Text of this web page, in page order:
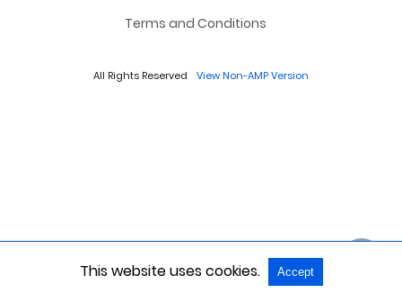
Terms and Conditions
All Rights Reserved View Non-AMP Version
This website uses cookies. Accept